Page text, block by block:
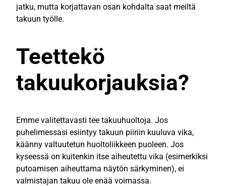
jatku, mutta korjattavan osan kohdalta saat meiltä
takuun työlle.
Teettekö
takuukorjauksia?
Emme valitettavasti tee takuuhuoltoja. Jos
puhelimessasi esiintyy takuun piiriin kuuluva vika,
käänny valtuutetun huoltoliikkeen puoleen. Jos
kyseessä on kuitenkin itse aiheutettu vika (esimerkiksi
putoamisen aiheuttama näytön särkyminen), ei
valmistajan takuu ole enää voimassa.